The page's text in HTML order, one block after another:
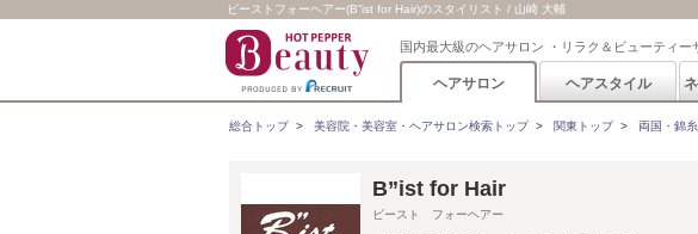
ビーストフォーヘアー(B”ist for Hair)のスタイリスト / 山崎 大輔
国内最大級のヘアサロン ・リラク＆ビューティー
ヘアサロン ヘアスタイル
総合トップ> 美容院・美容室・ヘアサロン検索トップ> 関東トップ> 両国・錦
B”ist for Hair
ビースト フォーヘアー